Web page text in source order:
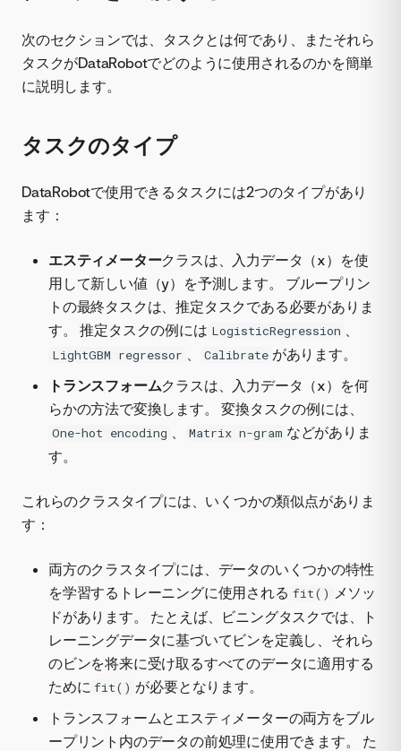
次のセクションでは、タスクとは何であり、またそれら
タスクがDataRobotでどのように使用されるのかを簡単
に説明します。
タスクのタイプ
DataRobotで使用できるタスクには2つのタイプがあり
ます：
エスティメータークラスは、入力データ（x）を使
用して新しい値（y）を予測します。 ブループリン
トの最終タスクは、推定タスクである必要がありま
す。 推定タスクの例には LogisticRegression
LightGBM regressor Calibrate があります。
トランスフォームクラスは、入力データ（x）を何
らかの方法で変換します。 変換タスクの例には、
One-hot encoding Matrix n-gram などがありま
す。
これらのクラスタイプには、いくつかの類似点がありま
す：
両方のクラスタイプには、データのいくつかの特性
を学習するトレーニングに使用される fit()
メソッ
ドがあります。 たとえば、ビニングタスクでは、ト
レーニングデータに基づいてビンを定義し、それら
のビンを将来に受け取るすべてのデータに適用する
ために fit() が必要となります。
トランスフォームとエスティメーターの両方をブル
ープリント内のデータの前処理に使用できます。 た